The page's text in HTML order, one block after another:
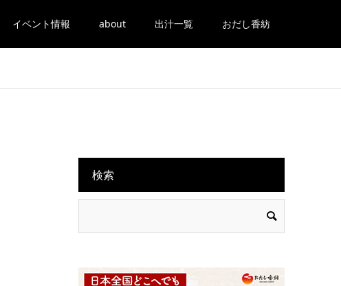
イベント情報 about 出汁一覧 おだし香紡
検索